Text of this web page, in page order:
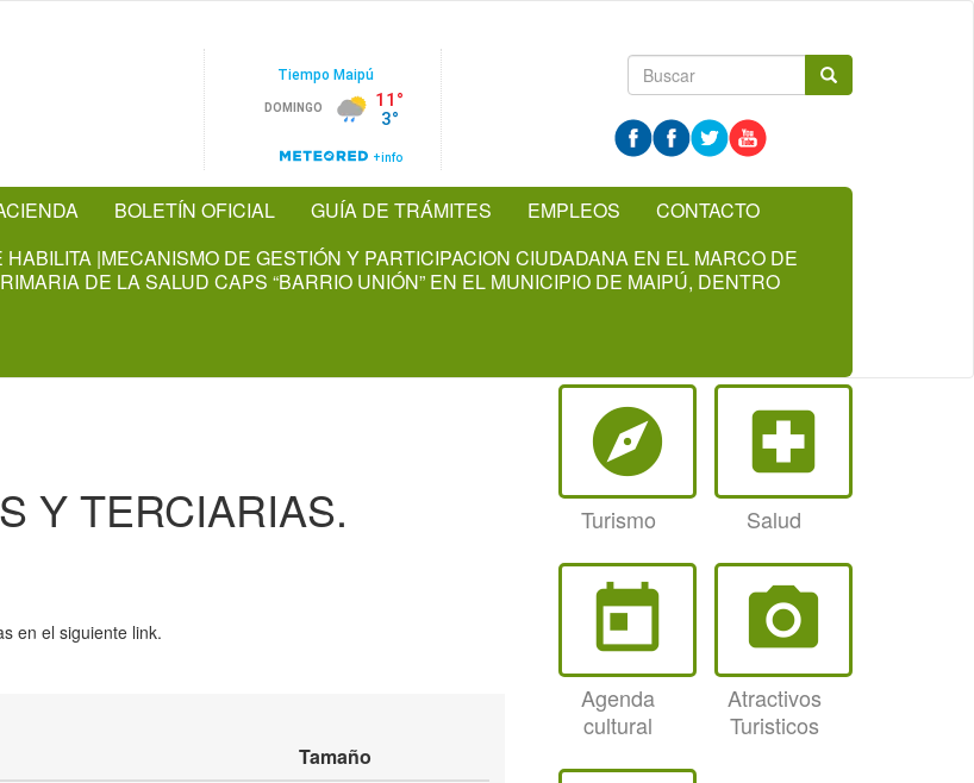
Formulario
de
búsqueda
BOLETÍN OFICIAL GUÍA DE TRÁMITES EMPLEOS
CONTACTO
|MECANISMO DE GESTIÓN Y PARTICIPACION CIUDADANA EN EL MARCO DE
DE LA SALUD CAPS “BARRIO UNIÓN” EN EL MUNICIPIO DE MAIPÚ, DENTRO
Y TERCIARIAS.
en el siguiente link.
Tamaño
explore
Turismo
local_hospital
Salud
today
Agenda
cultural
photo_camera
Atractivos
Turisticos